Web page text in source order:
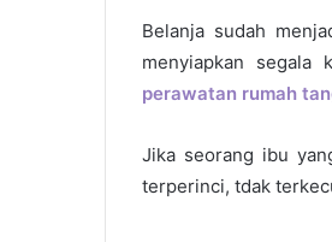
Belanja sudah
menyiapkan segala
perawatan rumah
Jika seorang ibu
terperinci, tdak